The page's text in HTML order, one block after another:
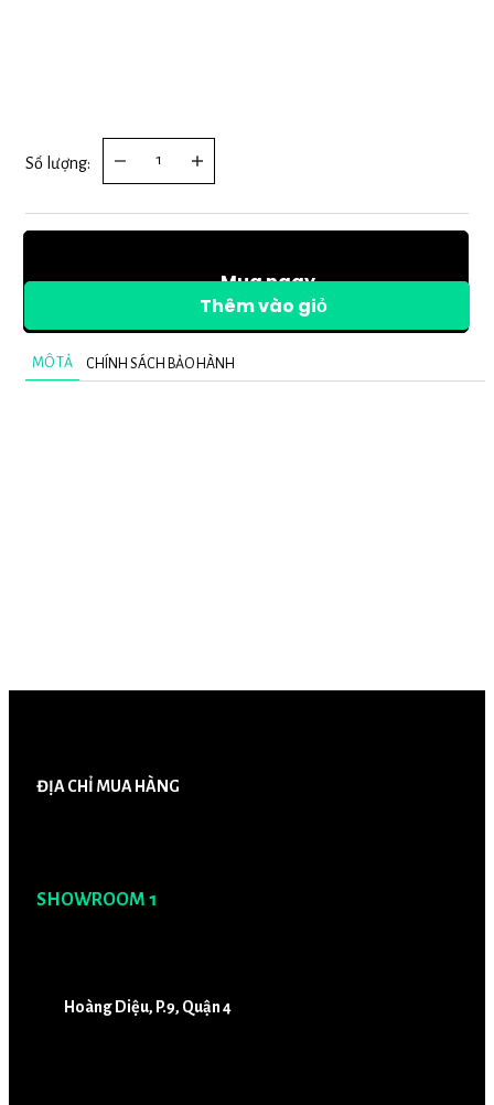
Số lượng:
Mua ngay
Thêm vào giỏ
MÔ TẢ CHÍNH SÁCH BẢO HÀNH
ĐỊA CHỈ MUA HÀNG
SHOWROOM 1
Hoàng Diệu, P.9, Quận 4